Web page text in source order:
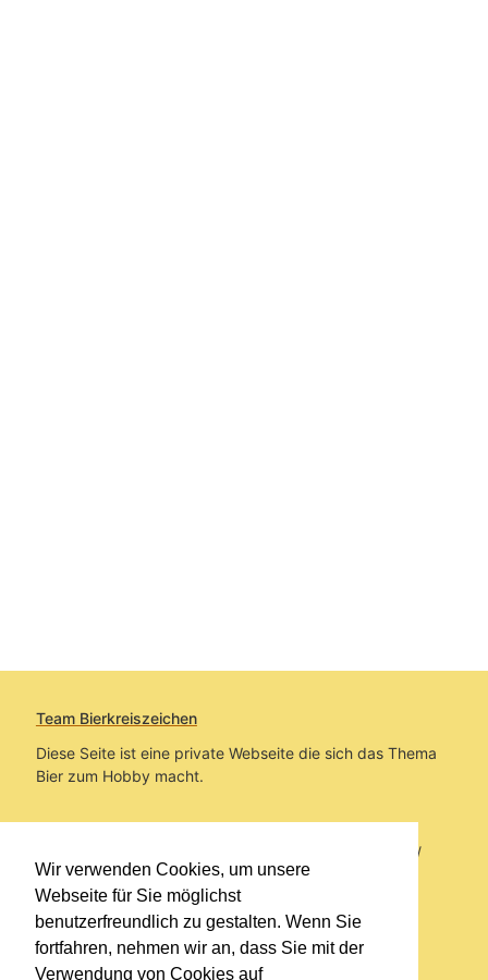
Wir verwenden Cookies, um unsere
Webseite für Sie möglichst
benutzerfreundlich zu gestalten. Wenn Sie
fortfahren, nehmen wir an, dass Sie mit der
Verwendung von Cookies auf
Team Bierkreiszeichen
Diese Seite ist eine private Webseite die sich das Thema
Bier zum Hobby macht.
Sie befinden sich auf https://www.bierkreiszeichen.at/
im Pfad:Bierkreiszeichen/Gesammelte Biere
Erstellt: 2026-08-07